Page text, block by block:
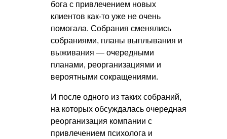
бога с привлечением новых
клиентов как-то уже не очень
помогала. Собрания сменялись
собраниями, планы выплывания и
выживания — очередными
планами, реорганизациями и
вероятными сокращениями.
И после одного из таких собраний,
на которых обсуждалась очередная
реорганизация компании с
привлечением психолога и